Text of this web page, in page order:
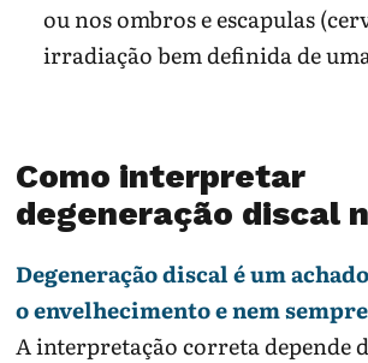
ou nos ombros e escapulas
irradiação bem definida de
Como interpretar
degeneração discal
Degeneração discal é um
o envelhecimento e nem
A interpretação correta depende